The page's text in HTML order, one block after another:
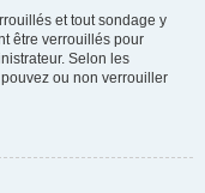
et tout sondage y
être verrouillés pour
Selon les
ou non verrouiller